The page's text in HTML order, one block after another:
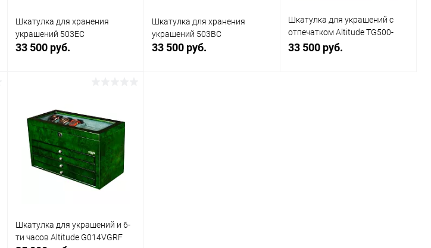
Шкатулка для хранения
украшений 503EC
33 500 руб.
Купить в 1
клик
Сравнение
В избранное В наличии
Шкатулка для хранения
украшений 503BC
33 500 руб.
Шкатулка для украшений с
отпечатком Altitude TG500-
2BC-FP
33 500 руб.
Шкатулка для украшений и 6-
ти часов Altitude G014VGRF